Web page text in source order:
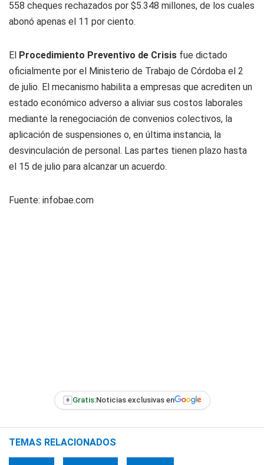
558 cheques rechazados por $5.348 millones, de los cuales
abonó apenas el 11 por ciento.
El Procedimiento Preventivo de Crisis fue dictado
oficialmente por el Ministerio de Trabajo de Córdoba el 2
de julio. El mecanismo habilita a empresas que acrediten un
estado económico adverso a aliviar sus costos laborales
mediante la renegociación de convenios colectivos, la
aplicación de suspensiones o, en última instancia, la
desvinculación de personal. Las partes tienen plazo hasta
el 15 de julio para alcanzar un acuerdo.
Fuente: infobae.com
+ Gratis:Noticias exclusivas en
TEMAS RELACIONADOS